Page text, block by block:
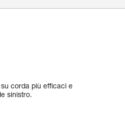
su corda più efficaci e
sinistro.